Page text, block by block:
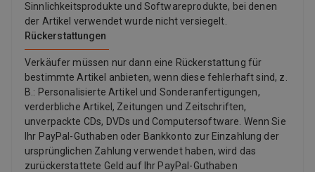
Sinnlichkeitsprodukte und Softwareprodukte, bei denen
der Artikel verwendet wurde nicht versiegelt.
Rückerstattungen
Verkäufer müssen nur dann eine Rückerstattung für
bestimmte Artikel anbieten, wenn diese fehlerhaft sind, z.
B.: Personalisierte Artikel und Sonderanfertigungen,
verderbliche Artikel, Zeitungen und Zeitschriften,
unverpackte CDs, DVDs und Computersoftware. Wenn Sie
Ihr PayPal-Guthaben oder Bankkonto zur Einzahlung der
ursprünglichen Zahlung verwendet haben, wird das
zurückerstattete Geld auf Ihr PayPal-Guthaben